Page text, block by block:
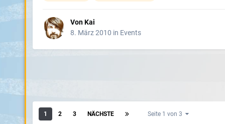
VonKai
8. März 2010 in Events
1 2 3 NÄCHSTE Seite 1 von 3